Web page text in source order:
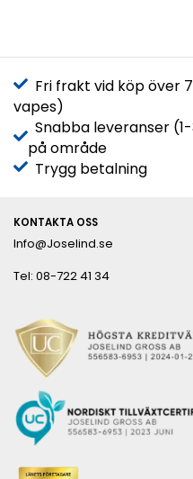
Fri frakt vid köp över
vapes)
Snabba leveranser
på område
Trygg betalning
KONTAKTA OSS
Info@Joselind.se
Tel: 08-722 41 34